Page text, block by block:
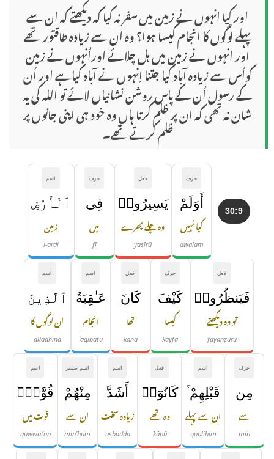
اور کیا انہوں نے زمین میں سفر نہ کیا کہ دیکھتے کہ ان سے
پہلے لوگوں کا انجام کیسا ہوا؟ وہ ان سے زیادہ طاقتور تھے
اور انہوں نے زمین میں ہل چلائے اوراُنہوں نے زمین
کواُس سے زیادہ آباد کیا جتنا اِنہوں نے آباد کیاہے اور اُن
کے رسول اُن کے پاس روشن نشانیاں لائے تو الله کی یہ
شان نہ تھی کہ ان پر ظلم کرتا ہاں وہ خود ہی اپنی جانوں پر
ظلم کرتے تھے۔
30:9
حرف
أَوَلَمْ
کیا نہیں
awalam
فعل
يَسِيرُوا۟
وہ چلے پھرے
yasīrū
حرف
فِى
میں
fī
اسم
ٱلْأَرْضِ
زمین
l-arḍi
فعل
فَيَنظُرُوا۟
تو وہ دیکھتے
fayanẓurū
حرف
كَيْفَ
کیسا
kayfa
فعل
كَانَ
تھا
kāna
اسم
عَـٰقِبَةُ
انجام
ʿāqibatu
اسم
ٱلَّذِينَ
ان لوگوں کا
alladhīna
حرف
مِن
سے
min
اسم
قَبْلِهِمْ ۚ
ان سے پہلے
qablihim
فعل
كَانُوٓا۟
وہ تھے
kānū
اسم
أَشَدَّ
زیادہ سخت
ashadda
اسم ضمیر
مِنْهُمْ
ان سے
min'hum
اسم
قُوَّةًۭ
قوت میں
quwwatan